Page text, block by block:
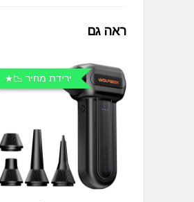
ראה גם
ירידת מחיר 📉